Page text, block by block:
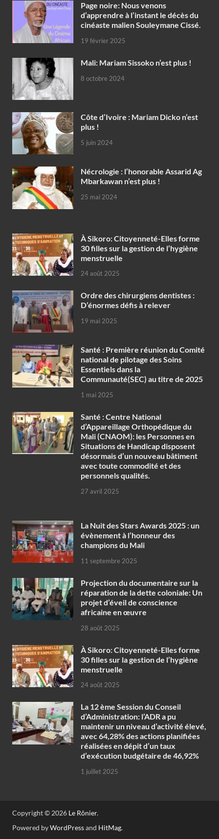
Page noire: Nous venons
d’apprendre à l’instant le décès du
cinéaste malien Souleymane Cissé.
19 février 2025
Mali: Mariam Sissoko n’est plus !
8 octobre 2024
Côte d’Ivoire : Mariam Dicko n’est
plus !
5 juin 2024
Nécrologie : l’honorable Assarid Ag
Mbarkawan n’est plus !
25 mai 2024
À Sikoro: Citoyenneté-Elles forme
30 filles sur la gestion de l’hygiène
menstruelle
24 août 2025
Ordre des chirurgiens dentistes :
D’énormes défis à relever
19 mai 2025
Santé : Première réunion du Comité
national de pilotage des Soins
Essentiels dans la
Communauté(SEC) au titre de 2025
1 mai 2025
Santé : Centre National
d’Appareillage Orthopédique du
Mali (CNAOM): les Personnes en
Situations de Handicap disposent
désormais d’un nouveau bâtiment
avec toute commodité et des
personnels qualités.
27 avril 2025
‎La Nuit des Stars Awards 2025 : un
évènement à l’honneur des
champions du Mali
11 septembre 2025
Projection du documentaire sur la
réparation de la dette coloniale: Un
projet d’éveil de conscience
africaine en œuvre‎
28 août 2025
À Sikoro: Citoyenneté-Elles forme
30 filles sur la gestion de l’hygiène
menstruelle
24 août 2025
La 12 ème Session du Conseil
d’Administration: l’ADR a pu
maintenir un niveau d’activité élevé,
avec 64,28% des actions planifiées
réalisées en dépit d’un taux
d’exécution budgétaire de 46,92%
1 juillet 2025
Copyright © 2026 Le Rônier.
Powered byWordPressand HitMag.